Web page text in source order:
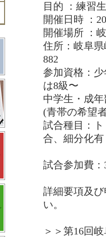
目的 ：練習
開催日時 ：
開催場所 ：
住所：岐阜
882
参加資格：
は8級〜
中学生・成
(青帯の希望
試合種目：
合、細分化
試合参加費：
詳細要項及
い。
＞＞第16回